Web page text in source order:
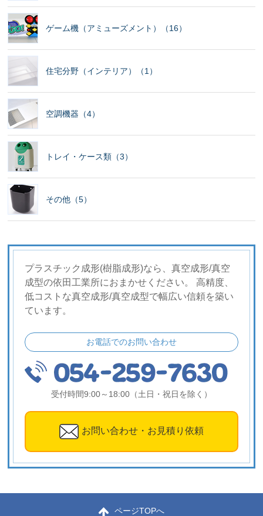
ゲーム機（アミューズメント）（16）
住宅分野（インテリア）（1）
空調機器（4）
トレイ・ケース類（3）
その他（5）
プラスチック成形(樹脂成形)なら、真空成形/真空
成型の依田工業所におまかせください。 高精度、
低コストな真空成形/真空成型で幅広い信頼を築い
ています。
お電話でのお問い合わせ
受付時間9:00～18:00（土日・祝日を除く）
お問い合わせ・お見積り依頼
ページTOPへ